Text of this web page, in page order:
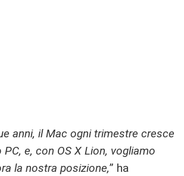
anni, il Mac ogni trimestre cresce
e, con OS X Lion, vogliamo
la nostra posizione,” ha